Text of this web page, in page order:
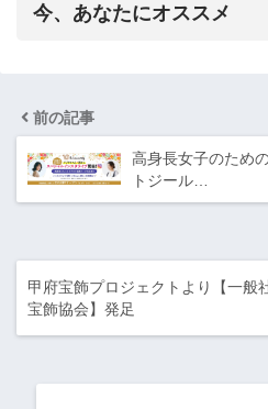
今、あなたにオススメ
前の記事
高身長女子のため
トジール…
甲府宝飾プロジェクトより【一般
宝飾協会】発足